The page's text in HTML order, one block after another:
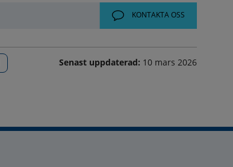
KONTAKTA OSS
Senast uppdaterad: 10 mars 2026